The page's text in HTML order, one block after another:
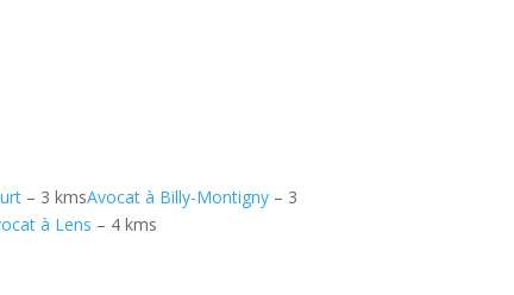
– 3 kmsAvocat à Billy-Montigny – 3
à Lens – 4 kms